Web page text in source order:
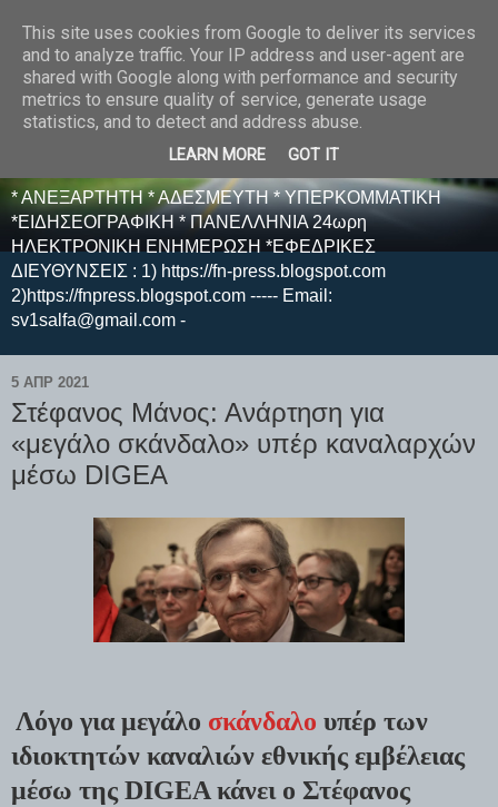
E F E N P R E S S -
ΗΛΕΚΤΡΟΝΙΚΗ
ΕΦΗΜΕΡΙΔΑ
* ΑΝΕΞΑΡΤΗΤΗ * ΑΔΕΣΜΕΥΤΗ * ΥΠΕΡΚΟΜΜΑΤΙΚΗ
*ΕΙΔΗΣΕΟΓΡΑΦΙΚΗ * ΠΑΝΕΛΛΗΝΙΑ 24ωρη
ΗΛΕΚΤΡΟΝΙΚΗ ΕΝΗΜΕΡΩΣΗ *ΕΦΕΔΡΙΚΕΣ
ΔΙΕΥΘΥΝΣΕΙΣ : 1) https://fn-press.blogspot.com
2)https://fnpress.blogspot.com ----- Email:
sv1salfa@gmail.com -
5 ΑΠΡ 2021
Στέφανος Μάνος: Ανάρτηση για
«μεγάλο σκάνδαλο» υπέρ καναλαρχών
μέσω DIGEA
Λόγο για μεγάλο σκάνδαλο υπέρ των
ιδιοκτητών καναλιών εθνικής εμβέλειας
μέσω της DIGEA κάνει ο Στέφανος
This site uses cookies from Google to deliver its services
and to analyze traffic. Your IP address and user-agent are
shared with Google along with performance and security
metrics to ensure quality of service, generate usage
statistics, and to detect and address abuse.
LEARN MORE GOT IT